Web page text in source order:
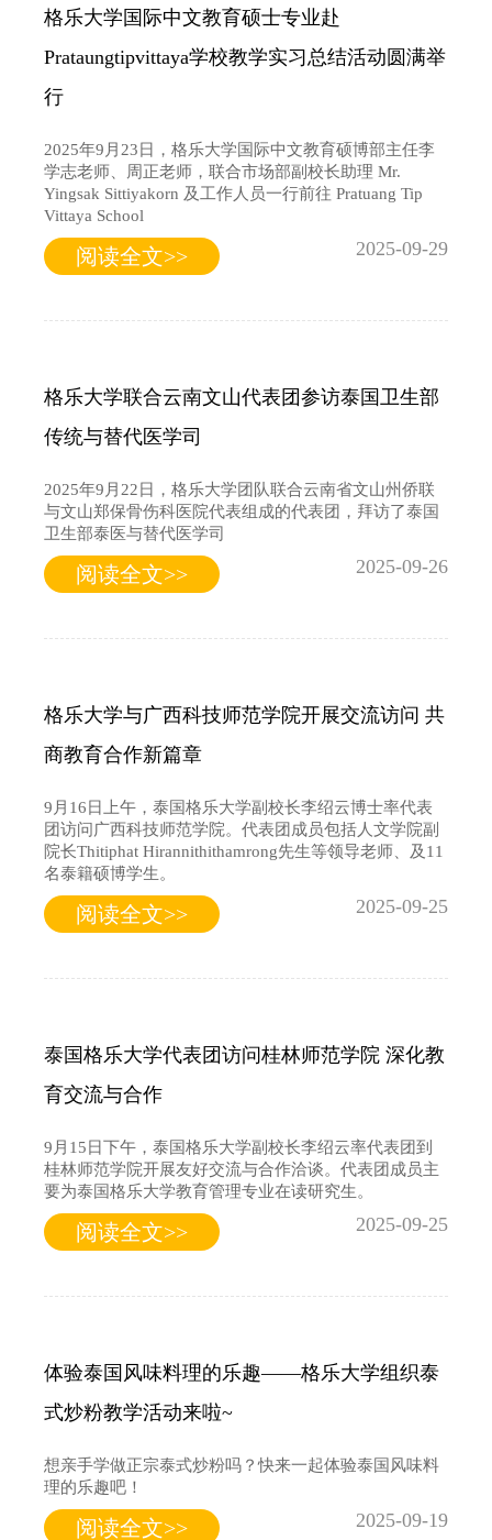
格乐大学国际中文教育硕士专业赴
Prataungtipvittaya学校教学实习总结活动圆满举
行
2025年9月23日，格乐大学国际中文教育硕博部主任李
学志老师、周正老师，联合市场部副校长助理 Mr.
Yingsak Sittiyakorn 及工作人员一行前往 Pratuang Tip
Vittaya School
阅读全文>> 2025-09-29
格乐大学联合云南文山代表团参访泰国卫生部
传统与替代医学司
2025年9月22日，格乐大学团队联合云南省文山州侨联
与文山郑保骨伤科医院代表组成的代表团，拜访了泰国
卫生部泰医与替代医学司
阅读全文>> 2025-09-26
格乐大学与广西科技师范学院开展交流访问 共
商教育合作新篇章
9月16日上午，泰国格乐大学副校长李绍云博士率代表
团访问广西科技师范学院。代表团成员包括人文学院副
院长Thitiphat Hirannithithamrong先生等领导老师、及11
名泰籍硕博学生。
阅读全文>> 2025-09-25
泰国格乐大学代表团访问桂林师范学院 深化教
育交流与合作
9月15日下午，泰国格乐大学副校长李绍云率代表团到
桂林师范学院开展友好交流与合作洽谈。代表团成员主
要为泰国格乐大学教育管理专业在读研究生。
阅读全文>> 2025-09-25
体验泰国风味料理的乐趣——格乐大学组织泰
式炒粉教学活动来啦~
想亲手学做正宗泰式炒粉吗？快来一起体验泰国风味料
理的乐趣吧！
阅读全文>> 2025-09-19